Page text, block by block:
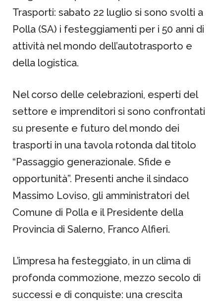
Trasporti: sabato 22 luglio si sono svolti a
Polla (SA) i festeggiamenti per i 50 anni di
attività nel mondo dell’autotrasporto e
della logistica.
Nel corso delle celebrazioni, esperti del
settore e imprenditori si sono confrontati
su presente e futuro del mondo dei
trasporti in una tavola rotonda dal titolo
“Passaggio generazionale. Sfide e
opportunità”. Presenti anche il sindaco
Massimo Loviso, gli amministratori del
Comune di Polla e il Presidente della
Provincia di Salerno, Franco Alfieri.
L’impresa ha festeggiato, in un clima di
profonda commozione, mezzo secolo di
successi e di conquiste: una crescita